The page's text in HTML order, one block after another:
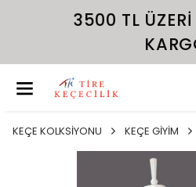
3500 TL ÜZERI
KEÇE KOLKSİYONU KEÇE GİYİM